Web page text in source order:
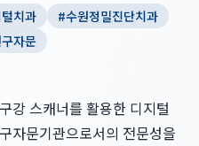
치과 #수원정밀진단치과
자문
강 스캐너를 활용한 디지털
자문기관으로서의 전문성을